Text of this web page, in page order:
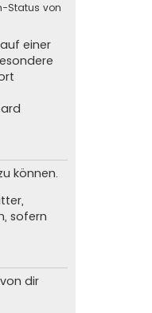
Status von
einer
können.
sofern
dir